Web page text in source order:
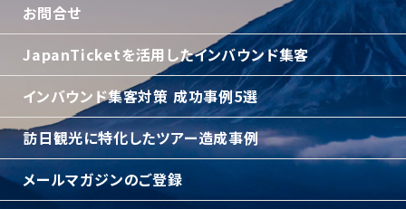
お問合せ
JapanTicketを活用したインバウンド集客
インバウンド集客対策 成功事例5選
訪日観光に特化したツアー造成事例
メールマガジンのご登録